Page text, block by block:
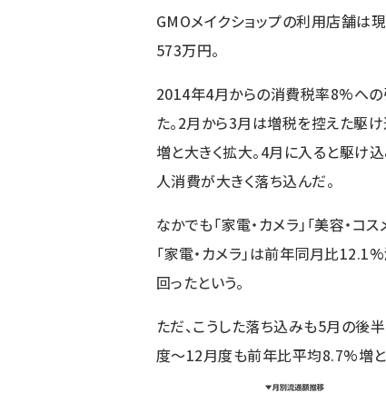
GMOメイクショップの利用店舗は
573万円。
2014年4月からの消費税率8%へ
た。2月から3月は増税を控えた駆
増と大きく拡大。4月に入ると駆け
人消費が大きく落ち込んだ。
なかでも「家電・カメラ」「美容・
「家電・カメラ」は前年同月比
回ったという。
ただ、こうした落ち込みも5月の後
度～12月度も前年比平均8.7%増と